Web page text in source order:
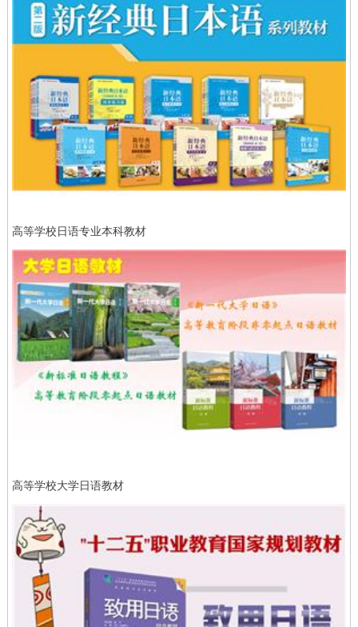
高等学校日语专业本科教材
高等学校大学日语教材